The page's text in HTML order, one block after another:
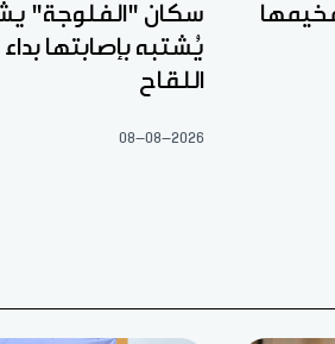
سكان "الفلوجة"
يُشتبه بإصابتها
اللقاح
08-08-2026